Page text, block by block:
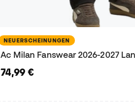
NEUERSCHEINUNGEN
Ac Milan Fanswear 2026-2027
74,99 €